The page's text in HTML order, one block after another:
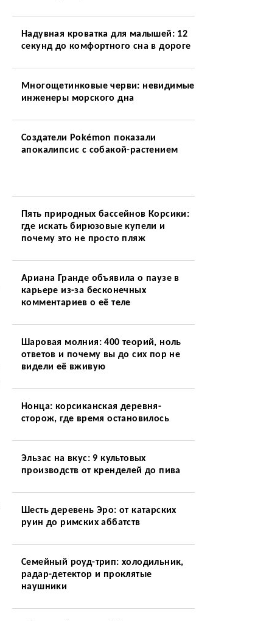
Надувная кроватка для малышей: 12
секунд до комфортного сна в дороге
Многощетинковые черви: невидимые
инженеры морского дна
Создатели Pokémon показали
апокалипсис с собакой-растением
Пять природных бассейнов Корсики:
где искать бирюзовые купели и
почему это не просто пляж
Ариана Гранде объявила о паузе в
карьере из-за бесконечных
комментариев о её теле
Шаровая молния: 400 теорий, ноль
ответов и почему вы до сих пор не
видели её вживую
Нонца: корсиканская деревня-
сторож, где время остановилось
Эльзас на вкус: 9 культовых
производств от кренделей до пива
Шесть деревень Эро: от катарских
руин до римских аббатств
Семейный роуд-трип: холодильник,
радар-детектор и проклятые
наушники